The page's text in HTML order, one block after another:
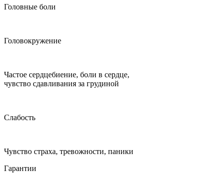
Головные боли
Головокружение
Частое сердцебиение, боли в сердце,
чувство сдавливания за грудиной
Слабость
Чувство страха, тревожности, паники
Гарантии